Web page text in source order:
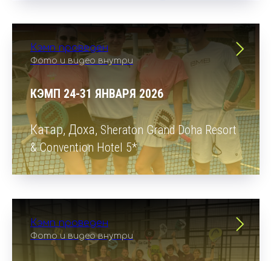
Кэмп проведен
Фото и видео внутри
КЭМП 24-31 ЯНВАРЯ 2026
Катар, Доха, Sheraton Grand Doha Resort
& Convention Hotel 5*
Кэмп проведен
Фото и видео внутри